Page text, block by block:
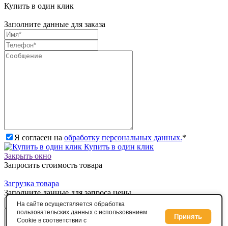
Купить в один клик
Заполните данные для заказа
Я согласен на обработку персональных данных.*
Купить в один клик
Закрыть окно
Запросить стоимость товара
Загрузка товара
Заполните данные для запроса цены
На сайте осуществляется обработка
пользовательских данных с использованием
Cookie в соответствии с
Принять